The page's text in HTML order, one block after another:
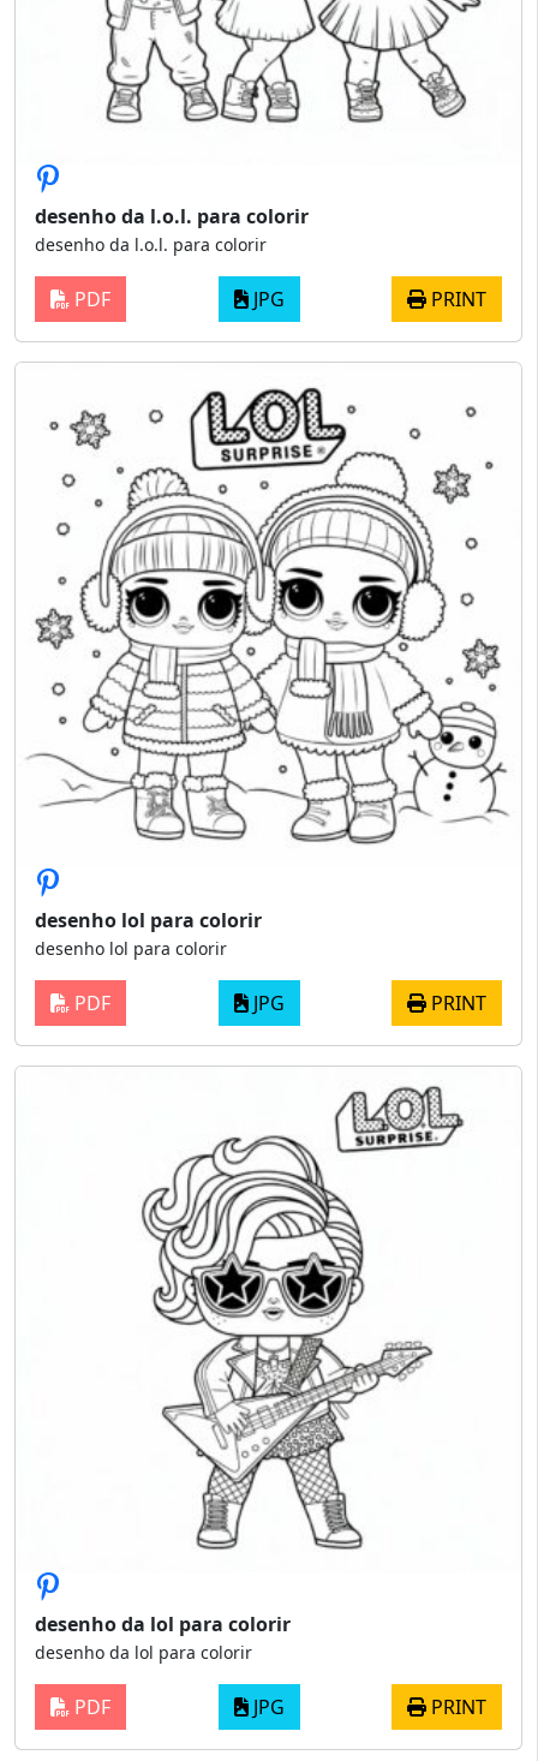
desenho da l.o.l. para colorir
desenho da l.o.l. para colorir
PDF JPG PRINT
desenho lol para colorir
desenho lol para colorir
PDF JPG PRINT
desenho da lol para colorir
desenho da lol para colorir
PDF JPG PRINT